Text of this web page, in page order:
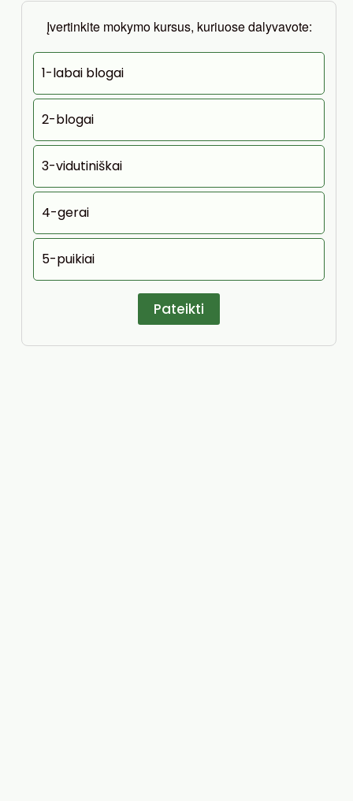
Įvertinkite mokymo kursus, kuriuose dalyvavote:
1-labai blogai
2-blogai
3-vidutiniškai
4-gerai
5-puikiai